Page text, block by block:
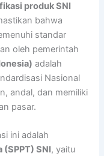
produk SNI
bahwa
standar
oleh pemerintah
adalah
Nasional
andal, dan memiliki
pasar.
ini adalah
SNI, yaitu